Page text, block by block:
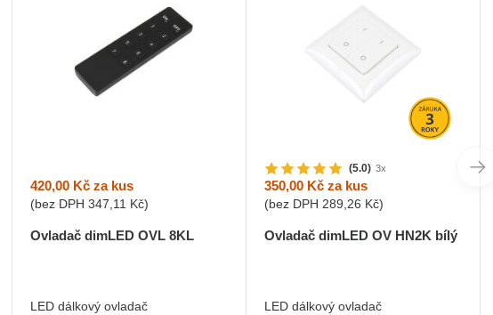
420,00 Kč za kus
(bez DPH347,11 Kč)
Ovladač dimLED OVL 8KL
LED dálkový ovladač
(5.0) 3x
350,00 Kč za kus
(bez DPH 289,26 Kč)
Ovladač dimLED OV HN2K bílý
LED dálkový ovladač